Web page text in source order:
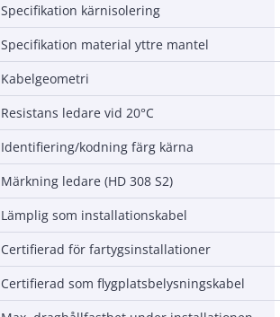
Specifikation kärnisolering
Specifikation material yttre mantel
Kabelgeometri
Resistans ledare vid 20°C
Identifiering/kodning färg kärna
Märkning ledare (HD 308 S2)
Lämplig som installationskabel
Certifierad för fartygsinstallationer
Certifierad som flygplatsbelysningskabel